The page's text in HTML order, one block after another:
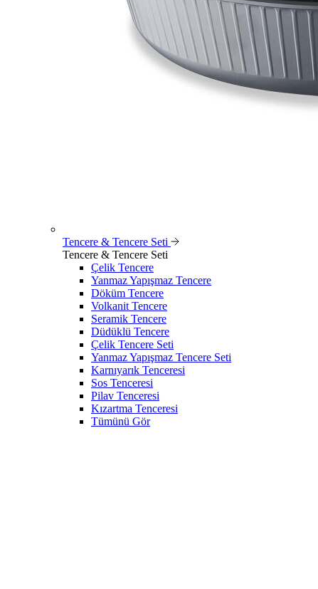
Tencere & Tencere Seti
Tencere & Tencere Seti
Çelik Tencere
Yanmaz Yapışmaz Tencere
Döküm Tencere
Volkanit Tencere
Seramik Tencere
Düdüklü Tencere
Çelik Tencere Seti
Yanmaz Yapışmaz Tencere Seti
Karnıyarık Tenceresi
Sos Tenceresi
Pilav Tenceresi
Kızartma Tenceresi
Tümünü Gör